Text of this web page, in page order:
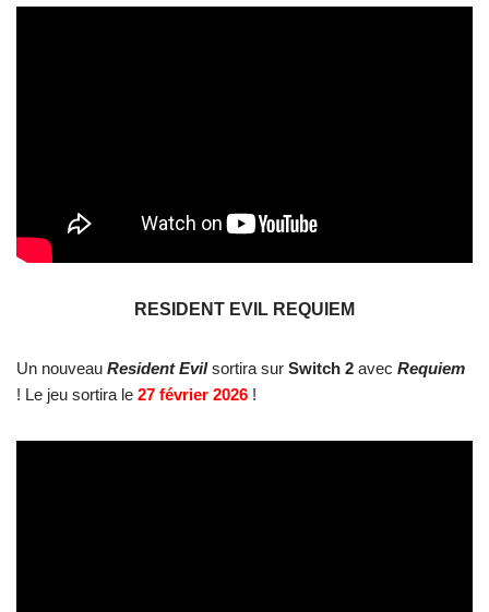
RESIDENT EVIL REQUIEM
Un nouveau Resident Evil sortira sur Switch 2 avec Requiem
! Le jeu sortira le 27 février 2026 !